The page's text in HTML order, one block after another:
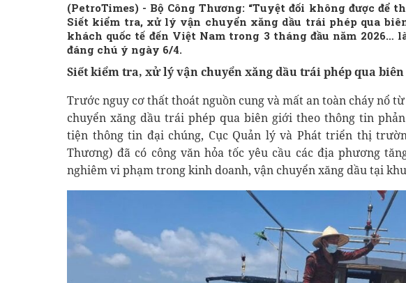
(PetroTimes) - Bộ Công Thương: “Tuyệt đối không được để
Siết kiểm tra, xử lý vận chuyển xăng dầu trái phép qua
khách quốc tế đến Việt Nam trong 3 tháng đầu năm
đáng chú ý ngày 6/4.
Siết kiểm tra, xử lý vận chuyển xăng dầu trái phép qua
Trước nguy cơ thất thoát nguồn cung và mất an toàn cháy nổ
chuyển xăng dầu trái phép qua biên giới theo thông tin
tiện thông tin đại chúng, Cục Quản lý và Phát triển thị
Thương) đã có công văn hỏa tốc yêu cầu các địa phương
nghiêm vi phạm trong kinh doanh, vận chuyển xăng dầu tại